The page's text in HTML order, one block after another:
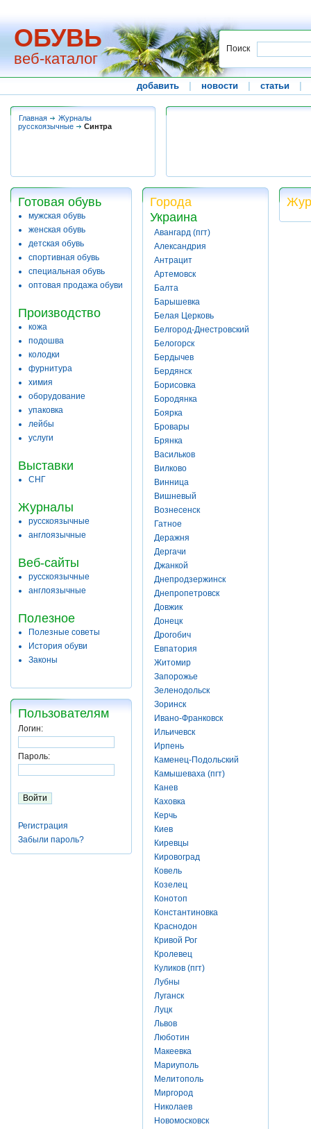
ОБУВЬ
веб-каталог
Поиск
добавить новости статьи
Главная
Журналы
русскоязычные
Синтра
Готовая обувь
мужская обувь
женская обувь
детская обувь
спортивная обувь
специальная обувь
оптовая продажа обуви
Производство
кожа
подошва
колодки
фурнитура
химия
оборудование
упаковка
лейбы
услуги
Выставки
СНГ
Журналы
русскоязычные
англоязычные
Веб-сайты
русскоязычные
англоязычные
Полезное
Полезные советы
История обуви
Законы
Пользователям
Логин:
Пароль:
Регистрация
Забыли пароль?
Города
Украина
Авангард (пгт)
Александрия
Антрацит
Артемовск
Балта
Барышевка
Белая Церковь
Белгород-Днестровский
Белогорск
Бердычев
Бердянск
Борисовка
Бородянка
Боярка
Бровары
Брянка
Васильков
Вилково
Винница
Вишневый
Вознесенск
Гатное
Деражня
Дергачи
Джанкой
Днепродзержинск
Днепропетровск
Довжик
Донецк
Дрогобич
Евпатория
Житомир
Запорожье
Зеленодольск
Зоринск
Ивано-Франковск
Ильичевск
Ирпень
Каменец-Подольский
Камышеваха (пгт)
Канев
Каховка
Керчь
Киев
Киревцы
Кировоград
Ковель
Козелец
Конотоп
Константиновка
Краснодон
Кривой Рог
Кролевец
Куликов (пгт)
Лубны
Луганск
Луцк
Львов
Люботин
Макеевка
Мариуполь
Мелитополь
Миргород
Николаев
Новомосковск